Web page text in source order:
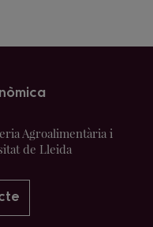
Agroalimentària i
de Lleida